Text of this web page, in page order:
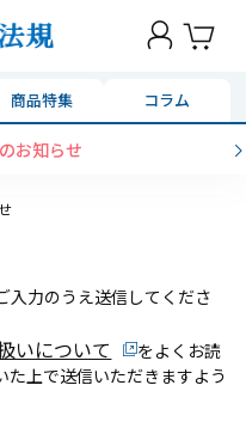
商品特集 コラム
お知らせ
入力のうえ送信してくださ
いについて
をよくお読
た上で送信いただきますよう